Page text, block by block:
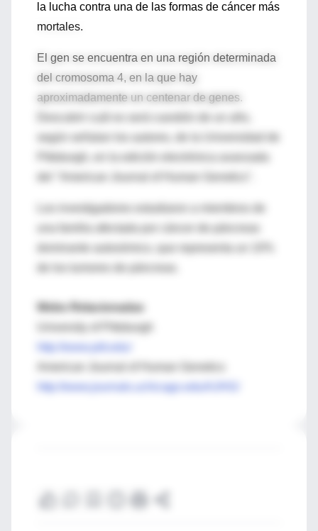
la lucha contra una de las formas de cáncer más
mortales.
El gen se encuentra en una región determinada
del cromosoma 4, en la que hay
aproximadamente un centenar de genes.
según señalan los autores, de la Universidad de
Los investigadores estudiaron a miembros de
Webs Relacionadas
http://www.journals.uchicago.edu/AJHG/